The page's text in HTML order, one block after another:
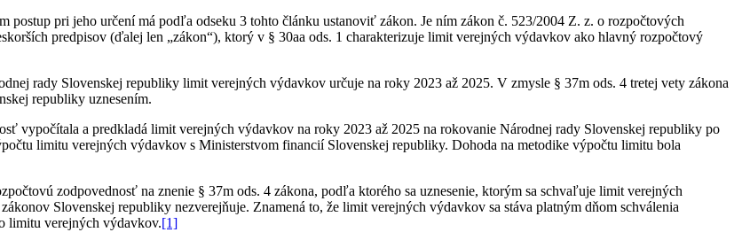
pri jeho určení má podľa odseku 3 tohto článku ustanoviť zákon. Je ním zákon č. 523/2004 Z. z. o rozpočtových
predpisov (ďalej len „zákon“), ktorý v § 30aa ods. 1 charakterizuje limit verejných výdavkov ako hlavný rozpočtový
rady Slovenskej republiky limit verejných výdavkov určuje na roky 2023 až 2025. V zmysle § 37m ods. 4 tretej vety zákona
republiky uznesením.
vypočítala a predkladá limit verejných výdavkov na roky 2023 až 2025 na rokovanie Národnej rady Slovenskej republiky po
limitu verejných výdavkov s Ministerstvom financií Slovenskej republiky. Dohoda na metodike výpočtu limitu bola
zodpovednosť na znenie § 37m ods. 4 zákona, podľa ktorého sa uznesenie, ktorým sa schvaľuje limit verejných
Slovenskej republiky nezverejňuje. Znamená to, že limit verejných výdavkov sa stáva platným dňom schválenia
limitu verejných výdavkov.[1]